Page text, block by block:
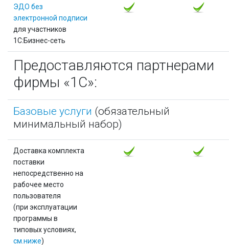
ЭДО без
электронной подписи
для участников
1С:Бизнес-сеть
Предоставляются партнерами
фирмы «1С»:
Базовые услуги (обязательный
минимальный набор)
Доставка комплекта
поставки
непосредственно на
рабочее место
пользователя
(при эксплуатации
программы в
типовых условиях,
см.ниже)